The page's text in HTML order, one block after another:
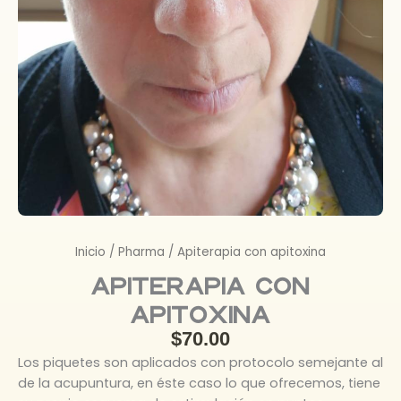
Inicio / Pharma / Apiterapia con apitoxina
Apiterapia con
apitoxina
$70.00
Los piquetes son aplicados con protocolo semejante al
de la acupuntura, en éste caso lo que ofrecemos, tiene